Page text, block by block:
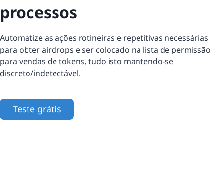
processos
Automatize as ações rotineiras e repetitivas necessárias
para obter airdrops e ser colocado na lista de permissão
para vendas de tokens, tudo isto mantendo-se
discreto/indetectável.
Teste grátis